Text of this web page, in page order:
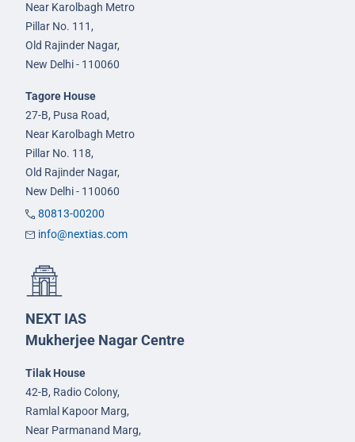
Near Karolbagh Metro
Pillar No. 111,
Old Rajinder Nagar,
New Delhi - 110060
Tagore House
27-B, Pusa Road,
Near Karolbagh Metro
Pillar No. 118,
Old Rajinder Nagar,
New Delhi - 110060
80813-00200
info@nextias.com
NEXT IAS
Mukherjee Nagar Centre
Tilak House
42-B, Radio Colony,
Ramlal Kapoor Marg,
Near Parmanand Marg,